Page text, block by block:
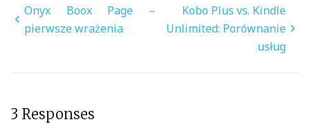
Nawigacja
wpisu
Onyx Boox Page –
pierwsze wrażenia
Kobo Plus vs. Kindle
Unlimited: Porównanie
usług
3 Responses